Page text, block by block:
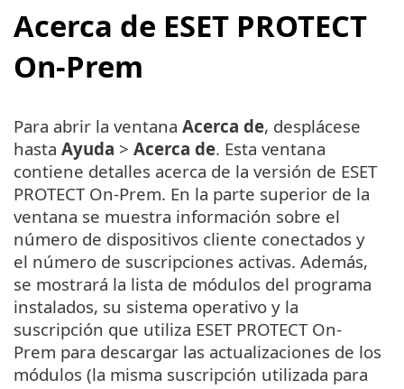
Acerca de ESET PROTECT
On-Prem
Para abrir la ventana Acerca de, desplácese
hasta Ayuda > Acerca de. Esta ventana
contiene detalles acerca de la versión de ESET
PROTECT On-Prem. En la parte superior de la
ventana se muestra información sobre el
número de dispositivos cliente conectados y
el número de suscripciones activas. Además,
se mostrará la lista de módulos del programa
instalados, su sistema operativo y la
suscripción que utiliza ESET PROTECT On-
Prem para descargar las actualizaciones de los
módulos (la misma suscripción utilizada para